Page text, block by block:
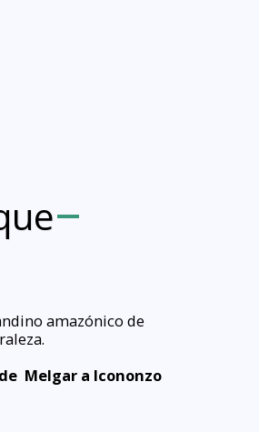
amazónico de
Melgar a Icononzo